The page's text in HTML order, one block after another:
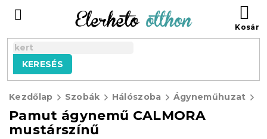
tartalomhoz
KERESÉS
Kezdőlap Szobák Hálószoba Ágyneműhuzat
Pamut ágynemű CALMORA
mustárszínű